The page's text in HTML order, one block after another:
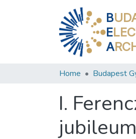
B
E
A
Home Budapest
I.